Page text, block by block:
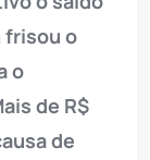
frisou o
o
de R$
de